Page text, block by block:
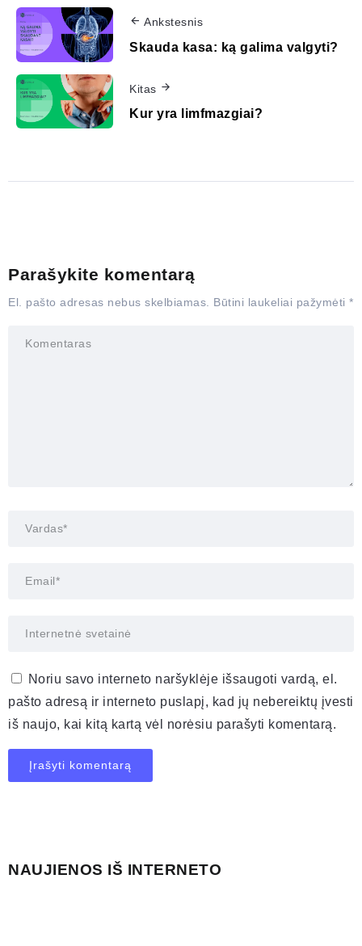
Ankstesnis
Skauda kasa: ką galima valgyti?
Kitas
Kur yra limfmazgiai?
Parašykite komentarą
El. pašto adresas nebus skelbiamas. Būtini laukeliai pažymėti *
Noriu savo interneto naršyklėje išsaugoti vardą, el.
pašto adresą ir interneto puslapį, kad jų nebereiktų įvesti
iš naujo, kai kitą kartą vėl norėsiu parašyti komentarą.
NAUJIENOS IŠ INTERNETO